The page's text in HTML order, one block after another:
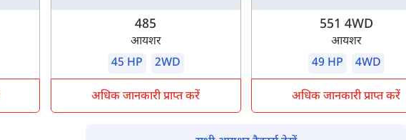
485
आयशर
45 HP
2WD
अधिक जानकारी प्राप्त करें
551 4WD
आयशर
49 HP
4WD
अधिक जानकारी प्राप्त करें